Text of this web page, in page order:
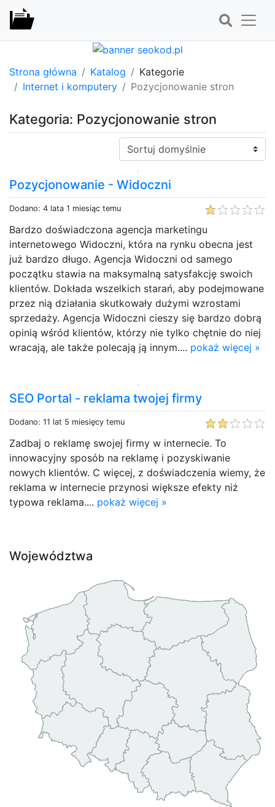
Strona główna Katalog
Kategorie
Internet i komputery
Pozycjonowanie stron
Kategoria: Pozycjonowanie stron
Sortuj:
Pozycjonowanie - Widoczni
Dodano: 4 lata 1 miesiąc temu
Bardzo doświadczona agencja marketingu
internetowego Widoczni, która na rynku obecna jest
już bardzo długo. Agencja Widoczni od samego
początku stawia na maksymalną satysfakcję swoich
klientów. Dokłada wszelkich starań, aby podejmowane
przez nią działania skutkowały dużymi wzrostami
sprzedaży. Agencja Widoczni cieszy się bardzo dobrą
opinią wśród klientów, którzy nie tylko chętnie do niej
wracają, ale także polecają ją innym.... pokaż więcej »
SEO Portal - reklama twojej firmy
Dodano: 11 lat 5 miesięcy temu
Zadbaj o reklamę swojej firmy w internecie. To
innowacyjny sposób na reklamę i pozyskiwanie
nowych klientów. C więcej, z doświadczenia wiemy, że
reklama w internecie przynosi większe efekty niż
typowa reklama.... pokaż więcej »
Województwa